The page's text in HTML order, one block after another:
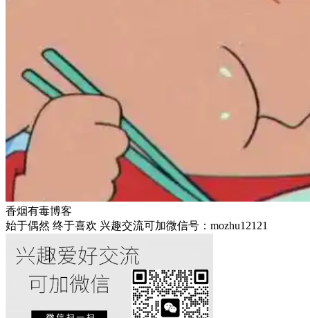
香烟有毒博客
始于偶然 终于喜欢 兴趣交流可加微信号：mozhu12121